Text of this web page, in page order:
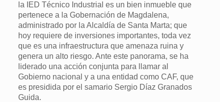
la IED Técnico Industrial es un bien inmueble que
pertenece a la Gobernación de Magdalena,
administrado por la Alcaldía de Santa Marta; que
hoy requiere de inversiones importantes, toda vez
que es una infraestructura que amenaza ruina y
genera un alto riesgo. Ante este panorama, se ha
liderado una acción conjunta para llamar al
Gobierno nacional y a una entidad como CAF, que
es presidida por el samario Sergio Díaz Granados
Guida.